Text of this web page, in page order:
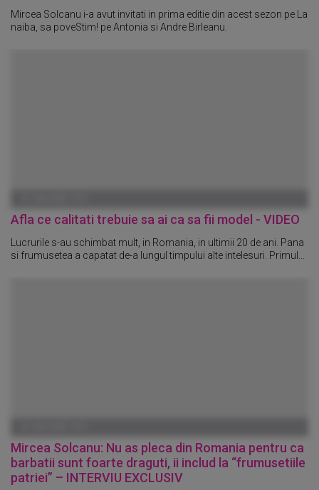
Mircea Solcanu i-a avut invitati in prima editie din acest sezon pe La
naiba, sa poveStim! pe Antonia si Andre Birleanu.
Afla ce calitati trebuie sa ai ca sa fii model - VIDEO
Lucrurile s-au schimbat mult, in Romania, in ultimii 20 de ani. Pana
si frumusetea a capatat de-a lungul timpului alte intelesuri. Primul...
Mircea Solcanu: Nu as pleca din Romania pentru ca
barbatii sunt foarte draguti, ii includ la “frumusetiile
patriei” – INTERVIU EXCLUSIV